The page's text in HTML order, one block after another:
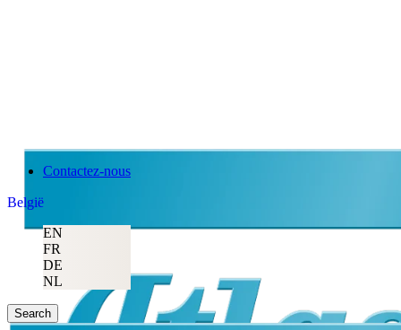
Contactez-nous
België
EN
FR
DE
NL
Search